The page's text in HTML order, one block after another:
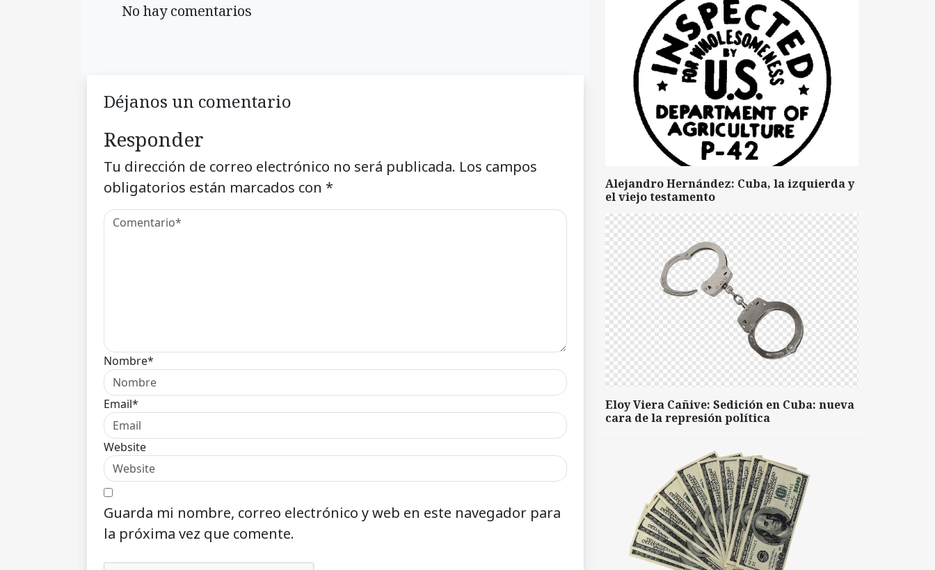
No hay comentarios
Déjanos un comentario
Responder
Tu dirección de correo electrónico no será publicada. Los campos
obligatorios están marcados con *
Nombre*
Email*
Website
Guarda mi nombre, correo electrónico y web en este navegador para
la próxima vez que comente.
Alejandro Hernández: Cuba, la izquierda y
el viejo testamento
Eloy Viera Cañive: Sedición en Cuba: nueva
cara de la represión política